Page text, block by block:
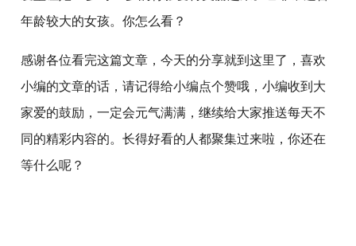
年龄较大的女孩。你怎么看？
感谢各位看完这篇文章，今天的分享就到这里了，喜欢
小编的文章的话，请记得给小编点个赞哦，小编收到大
家爱的鼓励，一定会元气满满，继续给大家推送每天不
同的精彩内容的。长得好看的人都聚集过来啦，你还在
等什么呢？